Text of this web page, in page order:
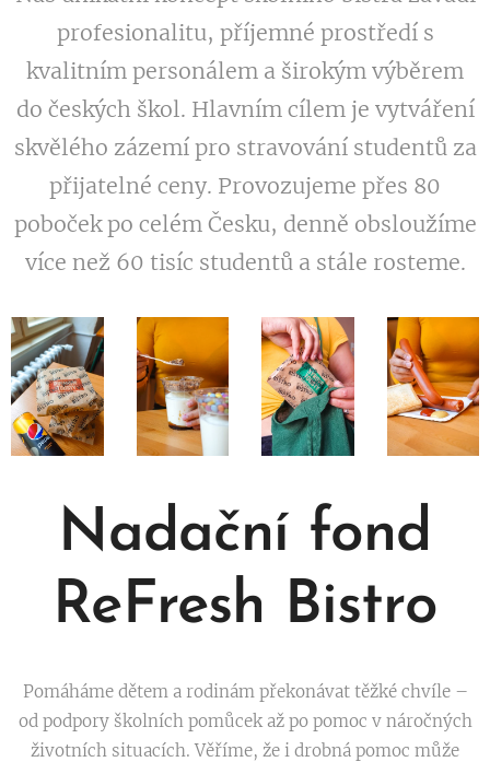
profesionalitu, příjemné prostředí s
kvalitním personálem a širokým výběrem
do českých škol. Hlavním cílem je vytváření
skvělého zázemí pro stravování studentů za
přijatelné ceny. Provozujeme přes 80
poboček po celém Česku, denně obsloužíme
více než 60 tisíc studentů a stále rosteme.
Nadační fond
ReFresh Bistro
Pomáháme dětem a rodinám překonávat těžké chvíle –
od podpory školních pomůcek až po pomoc v náročných
životních situacích. Věříme, že i drobná pomoc může